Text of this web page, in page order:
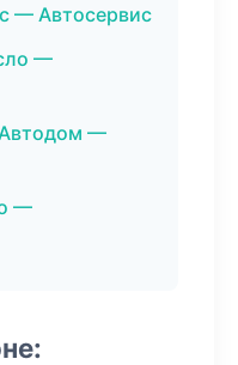
— Автосервис
—
—
—